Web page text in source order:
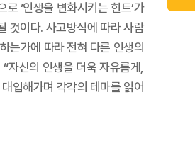
‘인생을 변화시키는 힌트’가
것이다. 사고방식에 따라 사람
는가에 따라 전혀 다른 인생의
“자신의 인생을 더욱 자유롭게,
입해가며 각각의 테마를 읽어